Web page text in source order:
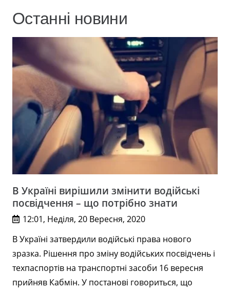
Останні новини
В Україні вирішили змінити водійські
посвідчення – що потрібно знати
12:01, Неділя, 20 Вересня, 2020
В Україні затвердили водійські права нового
зразка. Рішення про зміну водійських посвідчень і
техпаспортів на транспортні засоби 16 вересня
прийняв Кабмін. У постанові говориться, що